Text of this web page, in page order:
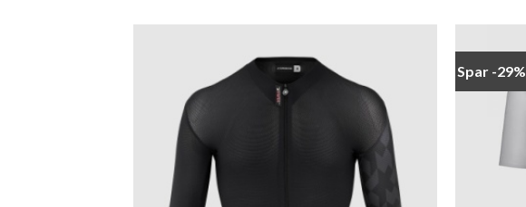
wishlist
Spar -29%